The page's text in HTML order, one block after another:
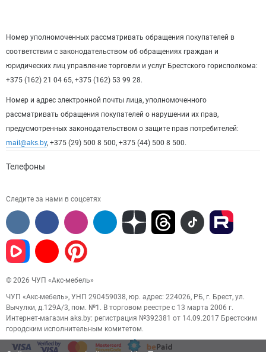
Номер уполномоченных рассматривать обращения покупателей в
соответствии с законодательством об обращениях граждан и
юридических лиц управление торговли и услуг Брестского горисполкома:
+375 (162) 21 04 65, +375 (162) 53 99 28.
Номер и адрес электронной почты лица, уполномоченного
рассматривать обращения покупателей о нарушении их прав,
предусмотренных законодательством о защите прав потребителей:
mail@aks.by, +375 (29) 500 8 500, +375 (44) 500 8 500.
Телефоны
Следите за нами в соцсетях
© 2026 ЧУП «Акс-мебель»
ЧУП «Акс-мебель», УНП 290459038, юр. адрес: 224026, РБ, г. Брест, ул.
Вычулки, д.129А/3, пом. №1. В торговом реестре с 13 марта 2006 г.
Интернет-магазин aks.by: регистрация №392381 от 14.09.2017 Брестским
городским исполнительным комитетом.